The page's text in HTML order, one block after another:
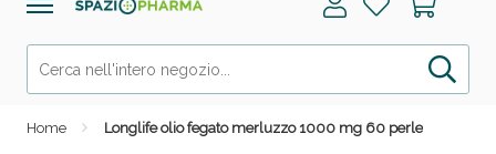
Home Longlife olio fegato merluzzo 1000 mg 60 perle